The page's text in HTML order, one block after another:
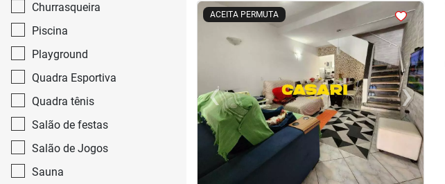
Churrasqueira
Piscina
Playground
Quadra Esportiva
Quadra tênis
Salão de festas
Salão de Jogos
Sauna
ACEITA PERMUTA
< <<<
‹Previous ›Next